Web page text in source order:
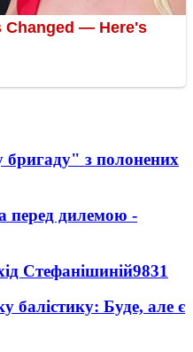
з полонених
перед дилемою -
Стефанішиній9831
балістику: Буде, але є